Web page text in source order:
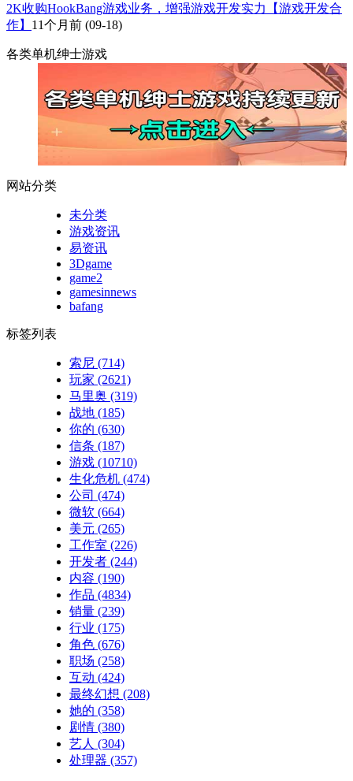
2K收购HookBang游戏业务，增强游戏开发实力【游戏开发合
作】 11个月前 (09-18)
各类单机绅士游戏
网站分类
未分类
游戏资讯
易资讯
3Dgame
game2
gamesinnews
bafang
标签列表
索尼 (714)
玩家 (2621)
马里奥 (319)
战地 (185)
你的 (630)
信条 (187)
游戏 (10710)
生化危机 (474)
公司 (474)
微软 (664)
美元 (265)
工作室 (226)
开发者 (244)
内容 (190)
作品 (4834)
销量 (239)
行业 (175)
角色 (676)
职场 (258)
互动 (424)
最终幻想 (208)
她的 (358)
剧情 (380)
艺人 (304)
处理器 (357)